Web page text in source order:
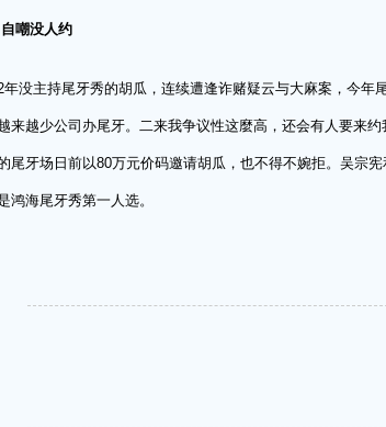
嘲没人约
年没主持尾牙秀的胡瓜，连续遭逢诈赌疑云与大麻案，今
来越少公司办尾牙。二来我争议性这麼高，还会有人要来
尾牙场日前以80万元价码邀请胡瓜，也不得不婉拒。吴宗
鸿海尾牙秀第一人选。